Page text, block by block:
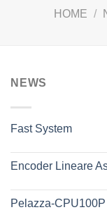
HOME /
NEWS
Fast System
Encoder Lineare
Pelazza-CPU100P